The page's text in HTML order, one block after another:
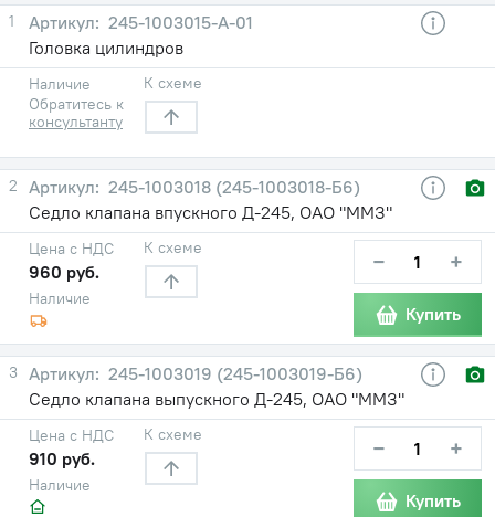
1
245-1003015-А-01
Головка цилиндров
Наличие
Обратитесь к
консультанту
К схеме
2
245-1003018 (245-1003018-Б6)
Седло клапана впускного Д-245, ОАО "ММЗ"
Наличие
Цена с НДС
960 руб.
К схеме − +
Купить
3
245-1003019 (245-1003019-Б6)
Седло клапана выпускного Д-245, ОАО "ММЗ"
Наличие
Цена с НДС
910 руб.
К схеме − +
Купить